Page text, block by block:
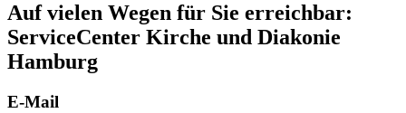
Auf vielen Wegen für Sie erreichbar:
ServiceCenter Kirche und Diakonie
Hamburg
E-Mail